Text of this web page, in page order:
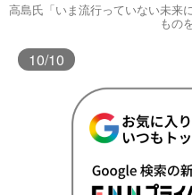
高島氏「いま流行っていない未来
もの
10/10